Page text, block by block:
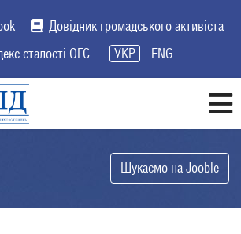
Довідник громадського активіста
сталості ОГС
УКР ENG
Шукаємо на Jooble